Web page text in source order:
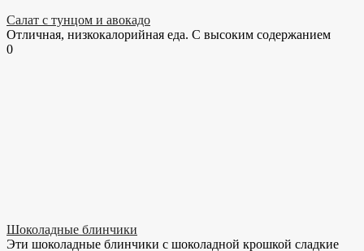
Салат с тунцом и авокадо
Отличная, низкокалорийная еда. С высоким содержанием
0
Шоколадные блинчики
Эти шоколадные блинчики с шоколадной крошкой сладкие